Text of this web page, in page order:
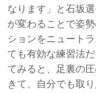
なります」と石坂
が変わることで姿
ションをニュート
ても有効な練習法
てみると、足裏の
きて、自分でも取